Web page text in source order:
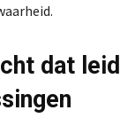
dat